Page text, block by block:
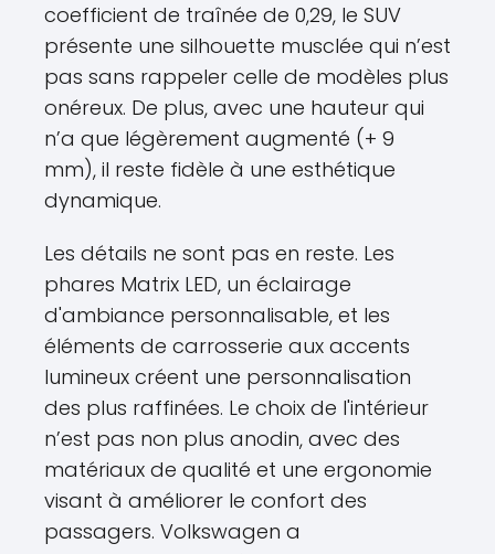
coefficient de traînée de 0,29, le SUV
présente une silhouette musclée qui n’est
pas sans rappeler celle de modèles plus
onéreux. De plus, avec une hauteur qui
n’a que légèrement augmenté (+ 9
mm), il reste fidèle à une esthétique
dynamique.
Les détails ne sont pas en reste. Les
phares Matrix LED, un éclairage
d'ambiance personnalisable, et les
éléments de carrosserie aux accents
lumineux créent une personnalisation
des plus raffinées. Le choix de l'intérieur
n’est pas non plus anodin, avec des
matériaux de qualité et une ergonomie
visant à améliorer le confort des
passagers. Volkswagen a